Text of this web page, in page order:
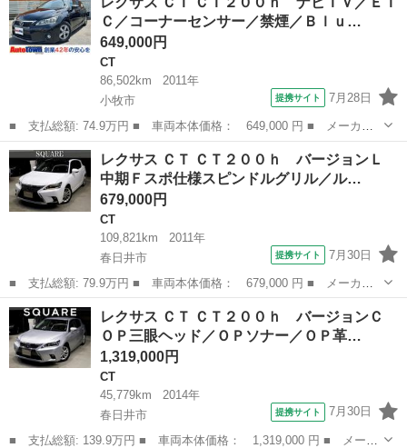
ｈ バージョンＬ ＯＰ１６インチ／衝突軽減＆追従機能／レーンキ
ープ／ク...
Ｃ／コーナーセンサー／禁煙／Ｂｌｕ…
649,000円
CT
86,502km
2011年
小牧市
提携サイト 7月28日
■ 支払総額: 74.9万円 ■ 車両本体価格： 649,000 円 ■ メーカー
名： レクサス ■ 車種名： ＣＴ ■ グレード名： ＣＴ２００
ｈ ナビＴＶ／ＥＴＣ／コーナーセンサー／禁煙／Ｂｌｕｅｔｏｏｔ
ｈオーディオ／...
愛知 小牧市 CT
レクサス ＣＴ ＣＴ２００ｈ バージョンＬ
中期Ｆスポ仕様スピンドルグリル／ル…
679,000円
CT
109,821km
2011年
春日井市
提携サイト 7月30日
■ 支払総額: 79.9万円 ■ 車両本体価格： 679,000 円 ■ メーカー
名： レクサス ■ 車種名： ＣＴ ■ グレード名： ＣＴ２００
ｈ バージョンＬ 中期Ｆスポ仕様スピンドルグリル／ルーフブラッ
クペイント／衝...
愛知 春日井市
レクサス ＣＴ ＣＴ２００ｈ バージョンＣ
ＯＰ三眼ヘッド／ＯＰソナー／ＯＰ革…
1,319,000円
CT
45,779km
2014年
春日井市
提携サイト 7月30日
■ 支払総額: 139.9万円 ■ 車両本体価格： 1,319,000 円 ■ メーカ